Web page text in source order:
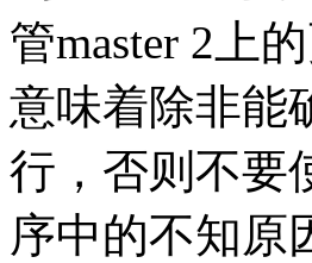
管master 2上
意味着除非能
行，否则不要
序中的不知原